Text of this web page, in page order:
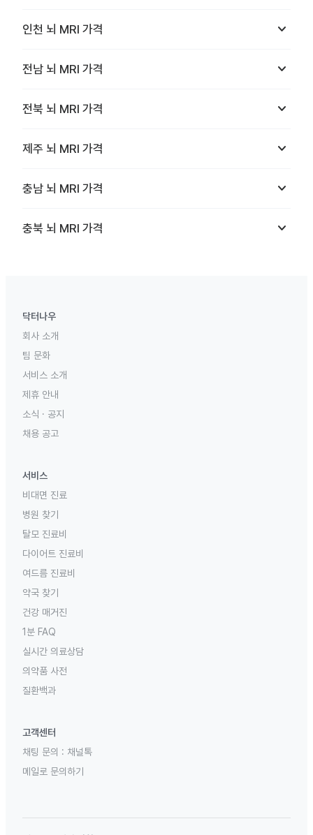
인천 뇌 MRI 가격 keyboard_arrow_down
전남 뇌 MRI 가격 keyboard_arrow_down
전북 뇌 MRI 가격 keyboard_arrow_down
제주 뇌 MRI 가격 keyboard_arrow_down
충남 뇌 MRI 가격 keyboard_arrow_down
충북 뇌 MRI 가격 keyboard_arrow_down
닥터나우
회사 소개
팀 문화
서비스 소개
제휴 안내
소식 · 공지
채용 공고
서비스
비대면 진료
병원 찾기
탈모 진료비
다이어트 진료비
여드름 진료비
약국 찾기
건강 매거진
1분 FAQ
실시간 의료상담
의약품 사전
질환백과
고객센터
채팅 문의 : 채널톡
메일로 문의하기